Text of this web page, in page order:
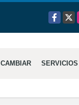
Facebook
X
CAMBIAR SERVICIOS